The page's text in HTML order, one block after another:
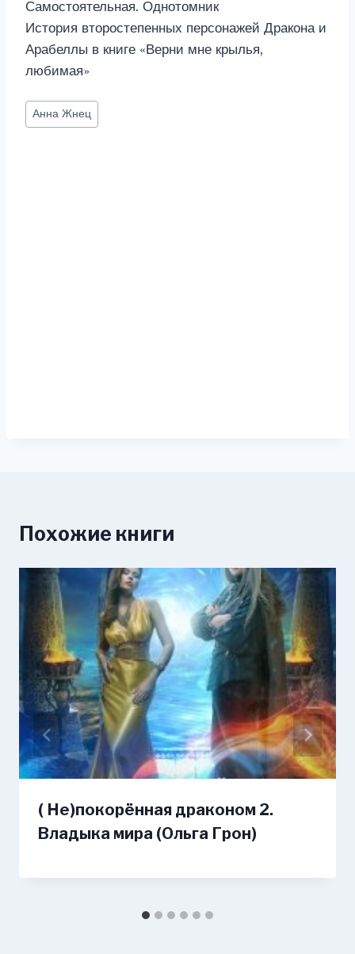
Самостоятельная. Однотомник
История второстепенных персонажей Дракона и
Арабеллы в книге «Верни мне крылья,
любимая»
Метки
записи:
Анна Жнец
Похожие книги
( Не)покорённая драконом 2.
Владыка мира (Ольга Грон)